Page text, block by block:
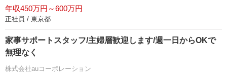
年収450万円～600万円
正社員 / 東京都
家事サポートスタッフ/主婦層歓迎します/週一日からOKで
無理なく
株式会社auコーポレーション